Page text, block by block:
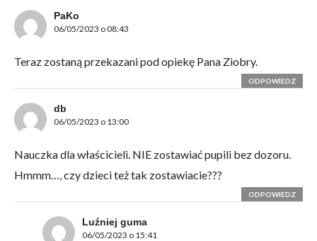
PaKo
06/05/2023 o 08:43
Teraz zostaną przekazani pod opiekę Pana Ziobry.
ODPOWIEDZ
db
06/05/2023 o 13:00
Nauczka dla właścicieli. NIE zostawiać pupili bez dozoru.
Hmmm…, czy dzieci też tak zostawiacie???
ODPOWIEDZ
Luźniej guma
06/05/2023 o 15:41